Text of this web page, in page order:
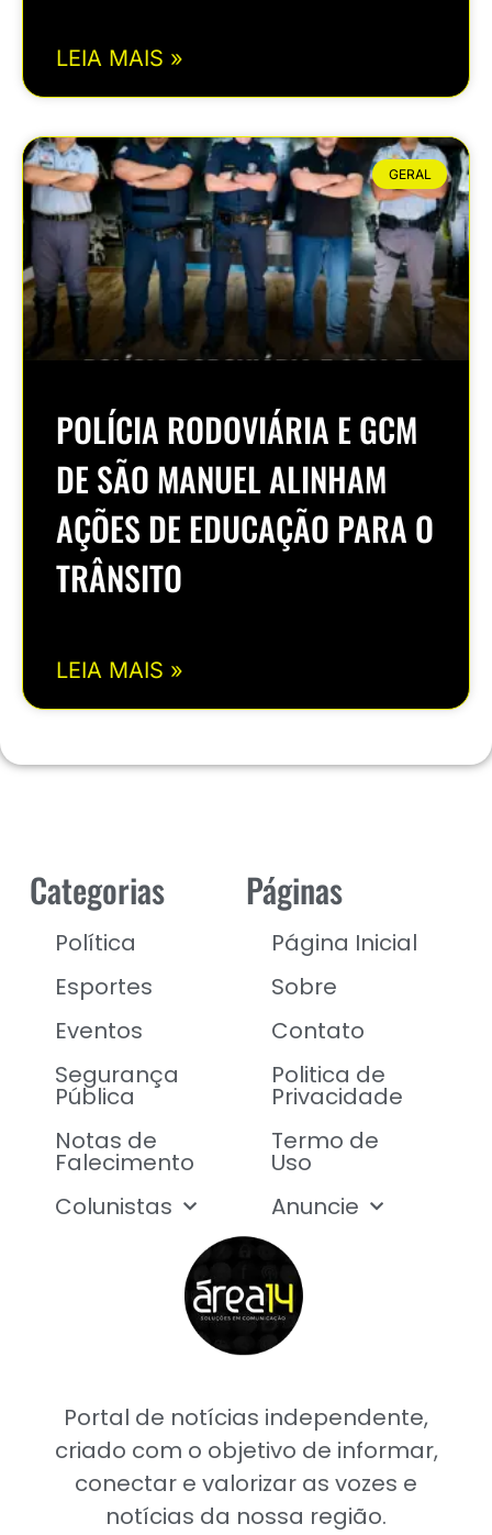
LEIA MAIS »
GERAL
POLÍCIA RODOVIÁRIA E GCM
DE SÃO MANUEL ALINHAM
AÇÕES DE EDUCAÇÃO PARA O
TRÂNSITO
LEIA MAIS »
Portal de notícias independente,
criado com o objetivo de informar,
conectar e valorizar as vozes e
notícias da nossa região.
Categorias
Política
Esportes
Eventos
Segurança
Pública
Notas de
Falecimento
Colunistas
Páginas
Página Inicial
Sobre
Contato
Politica de
Privacidade
Termo de
Uso
Anuncie